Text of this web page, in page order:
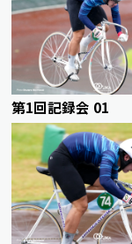
第1回記録会 01